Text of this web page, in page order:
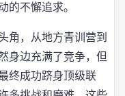
的不懈追求。
角，从地方青训营到
身边充满了竞争，但
终成功跻身顶级联